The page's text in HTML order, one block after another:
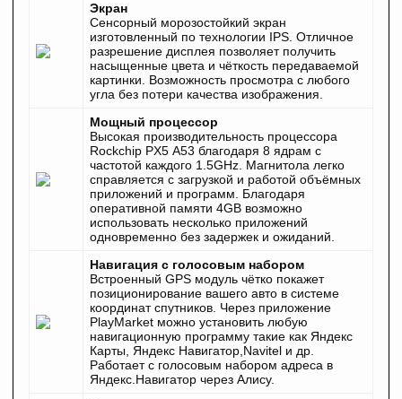
Экран
Сенсорный морозостойкий экран
изготовленный по технологии IPS. Отличное
разрешение дисплея позволяет получить
насыщенные цвета и чёткость передаваемой
картинки. Возможность просмотра с любого
угла без потери качества изображения.
Мощный процессор
Высокая производительность процессора
Rockchip PX5 А53 благодаря 8 ядрам с
частотой каждого 1.5GHz. Магнитола легко
справляется с загрузкой и работой объёмных
приложений и программ. Благодаря
оперативной памяти 4GB возможно
использовать несколько приложений
одновременно без задержек и ожиданий.
Навигация с голосовым набором
Встроенный GPS модуль чётко покажет
позиционирование вашего авто в системе
координат спутников. Через приложение
PlayMarket можно установить любую
навигационную программу такие как Яндекс
Карты, Яндекс Навигатор ,Navitel и др.
Работает с голосовым набором адреса в
Яндекс. Навигатор через Алису.